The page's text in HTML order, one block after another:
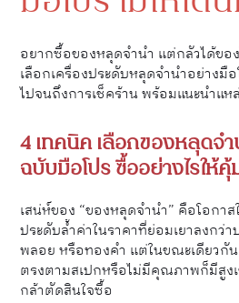
อยากซื้อของหลุดจำนำ แต่กลัวได้ขอ
เลือกเครื่องประดับหลุดจำนำอย่างมื
ไปจนถึงการเช็คร้าน พร้อมแนะนำแห
4 เทคนิค เลือกของหลุดจ
ฉบับมือโปร ซื้ออย่างไรให้
เสน่ห์ของ “ของหลุดจำนำ” คือโอกาส
ประดับล้ำค่าในราคาที่ย่อมเยาลงกว่า
พลอย หรือทองคำ แต่ในขณะเดียวกัน
ตรงตามสเปกหรือไม่มีคุณภาพก็มีสูง
กล้าตัดสินใจซื้อ